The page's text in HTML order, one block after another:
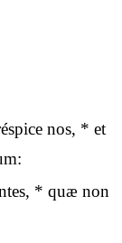
nos, * et
* quæ non